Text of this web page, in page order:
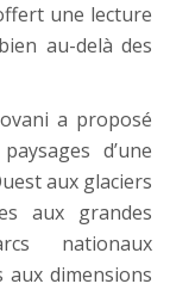
une lecture
au-delà des
a proposé
d’une
aux glaciers
aux grandes
nationaux
aux dimensions